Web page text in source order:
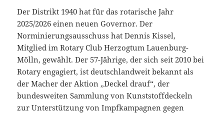
Der Distrikt 1940 hat für das rotarische Jahr
2025/2026 einen neuen Governor. Der
Norminierungsausschuss hat Dennis Kissel,
Mitglied im Rotary Club Herzogtum Lauenburg-
Mölln, gewählt. Der 57-Jährige, der sich seit 2010 bei
Rotary engagiert, ist deutschlandweit bekannt als
der Macher der Aktion „Deckel drauf“, der
bundesweiten Sammlung von Kunststoffdeckeln
zur Unterstützung von Impfkampagnen gegen